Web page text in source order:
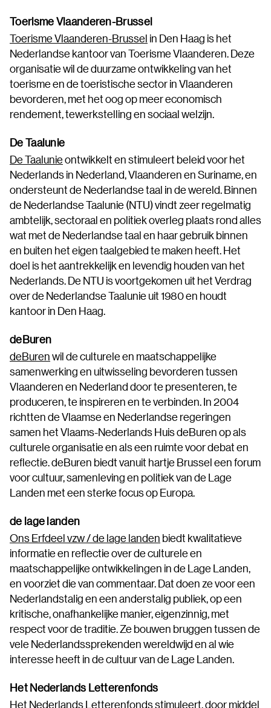
Toerisme Vlaanderen-Brussel
Toerisme Vlaanderen-Brussel in Den Haag is het
Nederlandse kantoor van Toerisme Vlaanderen. Deze
organisatie wil de duurzame ontwikkeling van het
toerisme en de toeristische sector in Vlaanderen
bevorderen, met het oog op meer economisch
rendement, tewerkstelling en sociaal welzijn.
De Taalunie
De Taalunieontwikkelt en stimuleert beleid voor het
Nederlands in Nederland, Vlaanderen en Suriname, en
ondersteunt de Nederlandse taal in de wereld. Binnen
de Nederlandse Taalunie (NTU) vindt zeer regelmatig
ambtelijk, sectoraal en politiek overleg plaats rond alles
wat met de Nederlandse taal en haar gebruik binnen
en buiten het eigen taalgebied te maken heeft. Het
doel is het aantrekkelijk en levendig houden van het
Nederlands. De NTU is voortgekomen uit het Verdrag
over de Nederlandse Taalunie uit 1980 en houdt
kantoor in Den Haag.
deBuren
deBurenwil de culturele en maatschappelijke
samenwerking en uitwisseling bevorderen tussen
Vlaanderen en Nederland door te presenteren, te
produceren, te inspireren en te verbinden. In 2004
richtten de Vlaamse en Nederlandse regeringen
samen het Vlaams-Nederlands Huis deBuren op als
culturele organisatie en als een ruimte voor debat en
reflectie. deBuren biedt vanuit hartje Brussel een forum
voor cultuur, samenleving en politiek van de Lage
Landen met een sterke focus op Europa.
de lage landen
Ons Erfdeel vzw / de lage landen biedt kwalitatieve
informatie en reflectie over de culturele en
maatschappelijke ontwikkelingen in de Lage Landen,
en voorziet die van commentaar. Dat doen ze voor een
Nederlandstalig en een anderstalig publiek, op een
kritische, onafhankelijke manier, eigenzinnig, met
respect voor de traditie. Ze bouwen bruggen tussen de
vele Nederlandssprekenden wereldwijd en al wie
interesse heeft in de cultuur van de Lage Landen.
Het Nederlands Letterenfonds
Het Nederlands Letterenfondsstimuleert, door middel